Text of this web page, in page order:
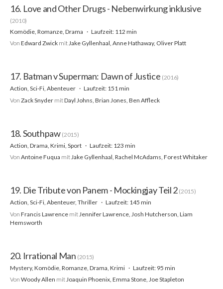
16. Love and Other Drugs - Nebenwirkung inklusive
(2010)
Komödie, Romanze, Drama
Laufzeit: 112 min
Von Edward Zwick mitJake Gyllenhaal, Anne Hathaway, Oliver Platt
17. Batman v Superman: Dawn of Justice (2016)
Action, Sci-Fi, Abenteuer
Laufzeit: 151 min
Von Zack Snyder mitDayl Johns, Brian Jones, Ben Affleck
18. Southpaw (2015)
Action, Drama, Krimi, Sport
Laufzeit: 123 min
Von Antoine Fuqua mitJake Gyllenhaal, Rachel McAdams, Forest Whitaker
19. Die Tribute von Panem - Mockingjay Teil 2 (2015)
Action, Sci-Fi, Abenteuer, Thriller
Laufzeit: 145 min
Von Francis Lawrence mit Jennifer Lawrence, Josh Hutcherson, Liam
Hemsworth
20. Irrational Man (2015)
Mystery, Komödie, Romanze, Drama, Krimi
Laufzeit: 95 min
Von Woody Allen mitJoaquin Phoenix, Emma Stone, Joe Stapleton